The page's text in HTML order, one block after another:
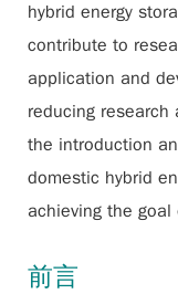
hybrid energy
contribute to
application and
reducing
the introduction
domestic hybrid
achieving the
前言